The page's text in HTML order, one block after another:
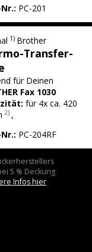
PC-201
1) Brother
Transfer-
für Deinen
Fax 1030
für 4x ca. 420
2) ,
PC-204RF
5 % Deckung
Infos hier